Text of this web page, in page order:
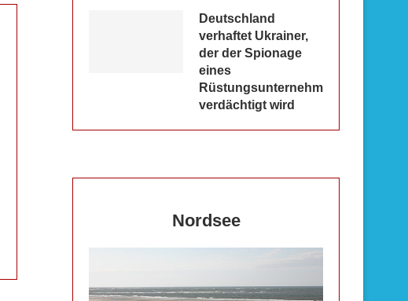
Deutschland
verhaftet Ukrainer,
der der Spionage
eines
Rüstungsunternehmens
verdächtigt wird
Nordsee